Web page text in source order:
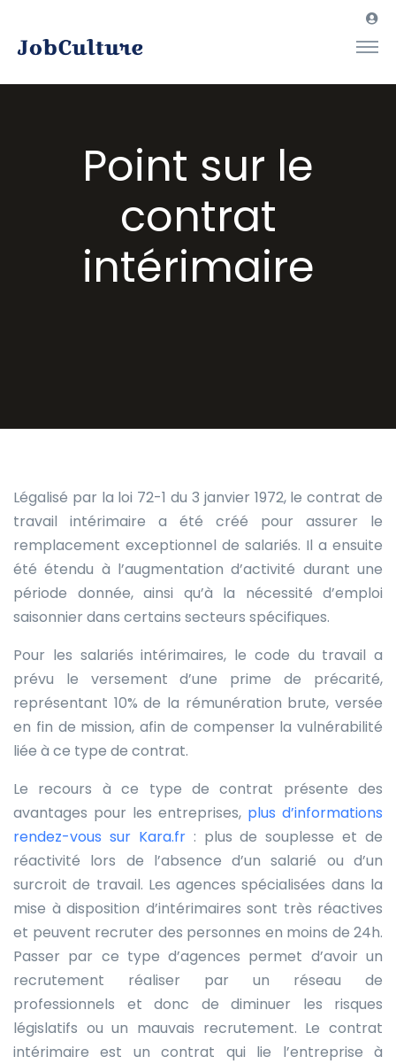
Point sur le
contrat
intérimaire
Légalisé par la loi 72-1 du 3 janvier 1972, le contrat de
travail intérimaire a été créé pour assurer le
remplacement exceptionnel de salariés. Il a ensuite
été étendu à l’augmentation d’activité durant une
période donnée, ainsi qu’à la nécessité d’emploi
saisonnier dans certains secteurs spécifiques.
Pour les salariés intérimaires, le code du travail a
prévu le versement d’une prime de précarité,
représentant 10% de la rémunération brute, versée
en fin de mission, afin de compenser la vulnérabilité
liée à ce type de contrat.
Le recours à ce type de contrat présente des
avantages pour les entreprises, plus d’informations
rendez-vous sur Kara.fr: plus de souplesse et de
réactivité lors de l’absence d’un salarié ou d’un
surcroit de travail. Les agences spécialisées dans la
mise à disposition d’intérimaires sont très réactives
et peuvent recruter des personnes en moins de 24h.
Passer par ce type d’agences permet d’avoir un
recrutement réaliser par un réseau de
professionnels et donc de diminuer les risques
législatifs ou un mauvais recrutement. Le contrat
intérimaire est un contrat qui lie l’entreprise à